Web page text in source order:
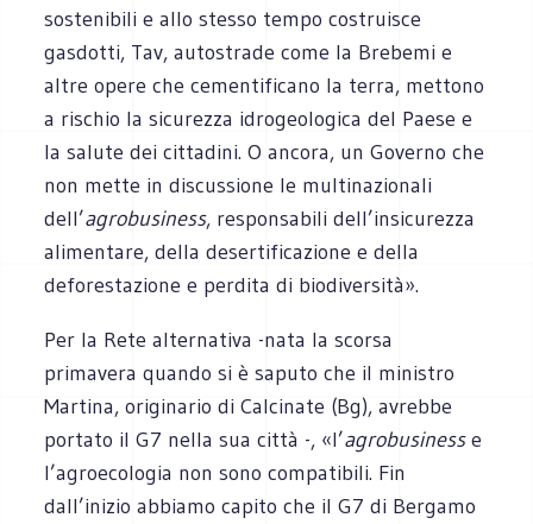
sostenibili e allo stesso tempo costruisce
gasdotti, Tav, autostrade come la Brebemi e
altre opere che cementificano la terra, mettono
a rischio la sicurezza idrogeologica del Paese e
la salute dei cittadini. O ancora, un Governo che
non mette in discussione le multinazionali
dell’agrobusiness, responsabili dell’insicurezza
alimentare, della desertificazione e della
deforestazione e perdita di biodiversità».
Per la Rete alternativa -nata la scorsa
primavera quando si è saputo che il ministro
Martina, originario di Calcinate (Bg), avrebbe
portato il G7 nella sua città -, «l’agrobusinesse
l’agroecologia non sono compatibili. Fin
dall’inizio abbiamo capito che il G7 di Bergamo